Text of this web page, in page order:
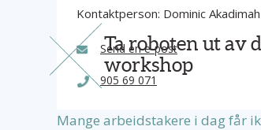
Kontaktperson: Dominic Akadimah
Send en e-post
905 69 071
Ta roboten ut av
workshop
Mange arbeidstakere i dag får